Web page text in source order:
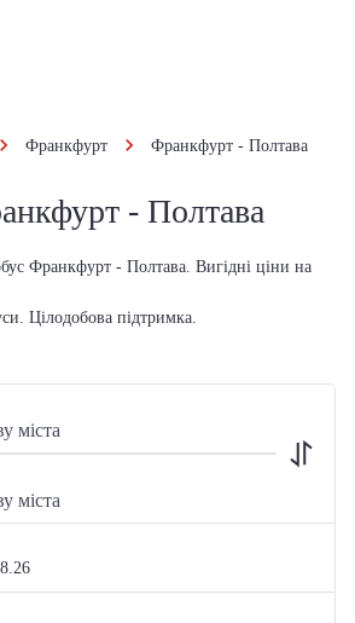
Франкфурт Франкфурт - Полтава
- Полтава
Франкфурт - Полтава. Вигідні ціни на
Цілодобова підтримка.
.26